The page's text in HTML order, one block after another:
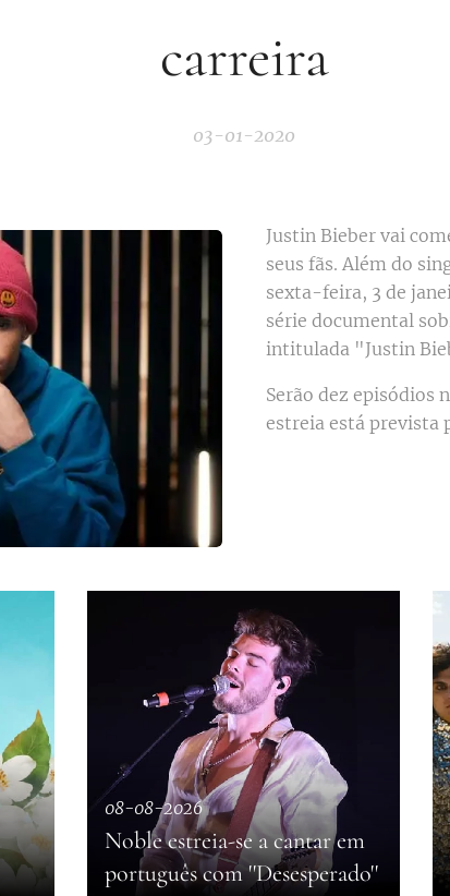
carreira
03-01-2020
Justin Bieber vai
seus fãs. Além do
sexta-feira, 3 de
série documental
intitulada "Justin
Serão dez episódios
estreia está prevista
08-08-2026
Noble estreia-se a cantar em
português com ''Desesperado''